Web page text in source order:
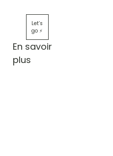
Let’s
go ⚡️
En savoir
plus